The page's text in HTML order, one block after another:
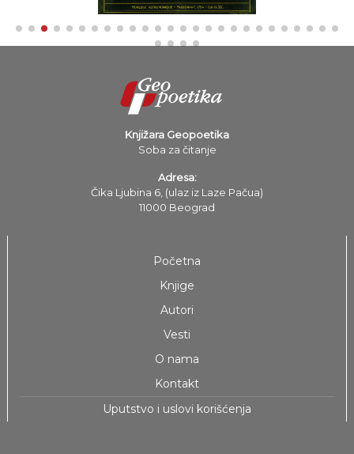
Knjižara Geopoetika
Soba za čitanje
Adresa:
Čika Ljubina 6, (ulaz iz Laze Pačua)
11000 Beograd
Početna
Knjige
Autori
Vesti
O nama
Kontakt
Uputstvo i uslovi korišćenja